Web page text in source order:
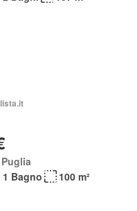
1 Bagno
100 m²